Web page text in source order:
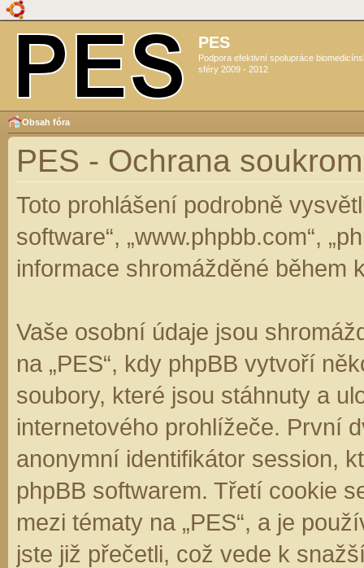
PES
Podpora efektivní spolupráce
sféry 2009 - 2012
Obsah fóra
PES - Ochrana
Toto prohlášení podrobně
software“, „www.phpbb.com“,
informace shromážděné během
Vaše osobní údaje jsou
na „PES“, kdy phpBB vytvoří
soubory, které jsou stáhnuty a
internetového prohlížeče. První
anonymní identifikátor session,
phpBB softwarem. Třetí cookie
mezi tématy na „PES“, a je
jste již přečetli, což vede k